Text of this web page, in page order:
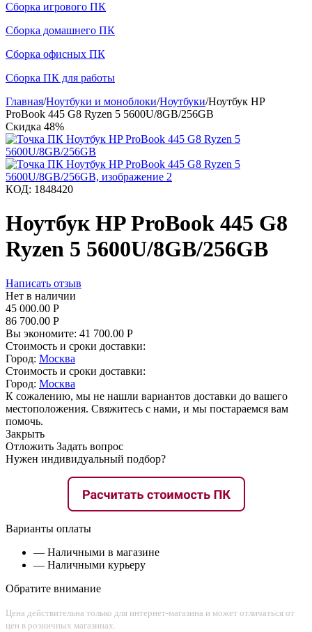
Сборка игрового ПК
Сборка домашнего ПК
Сборка офисных ПК
Сборка ПК для работы
Главная/Ноутбуки и моноблоки/Ноутбуки/Ноутбук HP
ProBook 445 G8 Ryzen 5 5600U/8GB/256GB
Скидка 48%
КОД: 1848420
Ноутбук HP ProBook 445 G8
Ryzen 5 5600U/8GB/256GB
Написать отзыв
Нет в наличии
45 000.00 Р
86 700.00 Р
Вы экономите: 41 700.00 Р
Стоимость и сроки доставки:
Город: Москва
Стоимость и сроки доставки:
Город: Москва
К сожалению, мы не нашли вариантов доставки до вашего
местоположения. Свяжитесь с нами, и мы постараемся вам
помочь.
Закрыть
Отложить Задать вопрос
Нужен индивидуальный подбор?
Варианты оплаты
— Наличными в магазине
— Наличными курьеру
Обратите внимание
Цена действительна только для интернет-магазина и может отличаться от
цен в розничных магазинах.